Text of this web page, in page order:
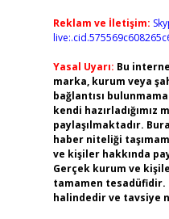
Reklam ve İletişim:
Yasal Uyarı: Bu
marka, kurum veya
bağlantısı
kendi hazırladığımız
paylaşılmaktadır.
haber niteliği
ve kişiler hakkında
Gerçek kurum ve
tamamen
halindedir ve tavsiye